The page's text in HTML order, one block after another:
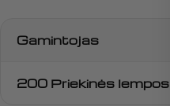
Gamintojas
200 Priekinės lempos